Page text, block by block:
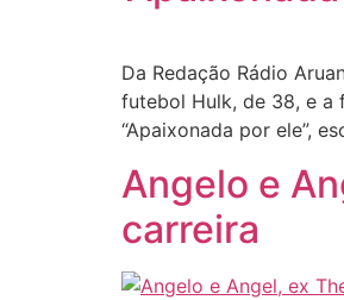
Da Redação Rádio
futebol Hulk, de 38, e a
“Apaixonada por ele”,
Angelo e
carreira